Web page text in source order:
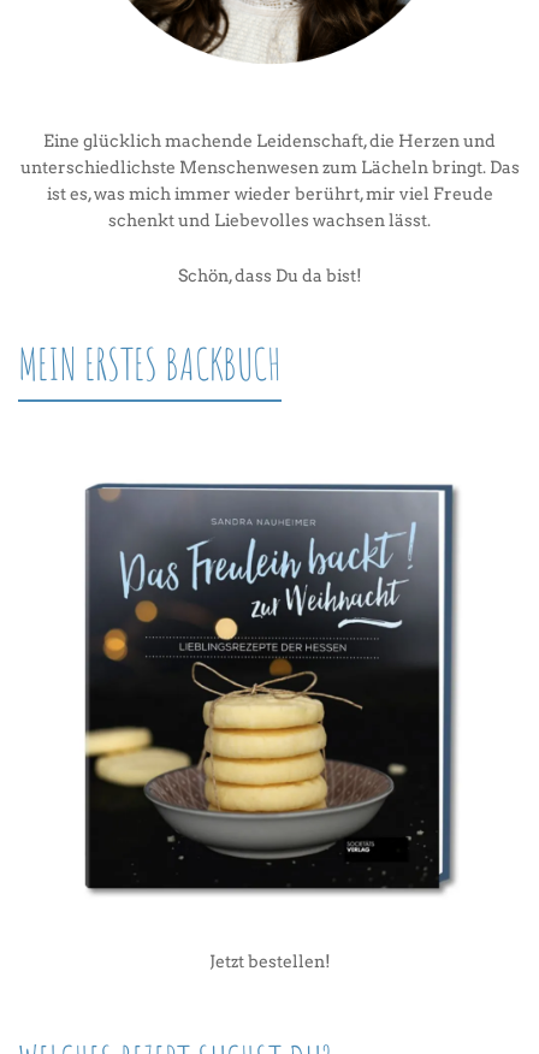
Eine glücklich machende Leidenschaft, die Herzen und
unterschiedlichste Menschenwesen zum Lächeln bringt. Das
ist es, was mich immer wieder berührt, mir viel Freude
schenkt und Liebevolles wachsen lässt.
Schön, dass Du da bist!
MEIN ERSTES BACKBUCH
Jetzt bestellen!